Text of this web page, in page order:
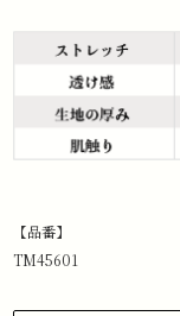
【品番】
TM45601